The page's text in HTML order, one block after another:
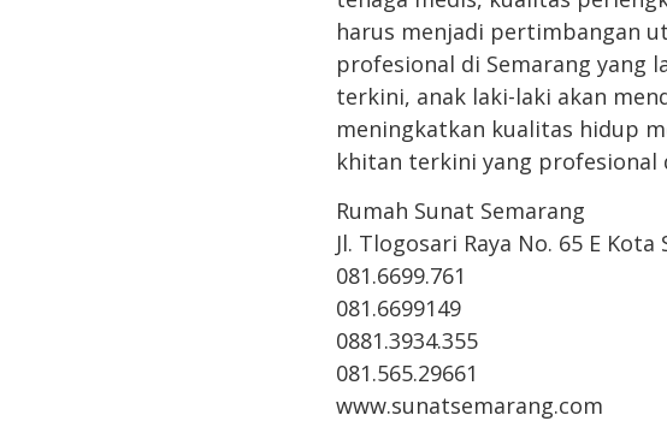
harus menjadi pertimbangan
profesional di Semarang yang
terkini, anak laki-laki akan
meningkatkan kualitas hidup
khitan terkini yang profesional
Rumah Sunat Semarang
Jl. Tlogosari Raya No. 65 E Kota
081.6699.761
081.6699149
0881.3934.355
081.565.29661
www.sunatsemarang.com